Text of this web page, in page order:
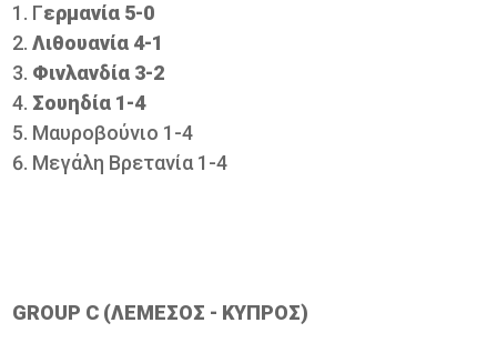
Γερμανία 5-0
Λιθουανία 4-1
Φινλανδία 3-2
Σουηδία 1-4
Μαυροβούνιο 1-4
Μεγάλη Βρετανία 1-4
GROUP C (ΛΕΜΕΣΟΣ - ΚΥΠΡΟΣ)